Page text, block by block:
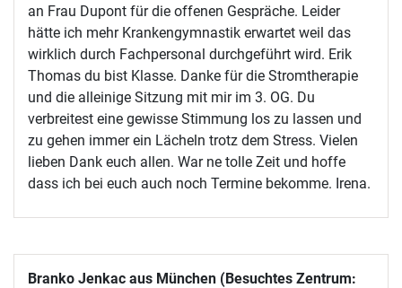
an Frau Dupont für die offenen Gespräche. Leider
hätte ich mehr Krankengymnastik erwartet weil das
wirklich durch Fachpersonal durchgeführt wird. Erik
Thomas du bist Klasse. Danke für die Stromtherapie
und die alleinige Sitzung mit mir im 3. OG. Du
verbreitest eine gewisse Stimmung los zu lassen und
zu gehen immer ein Lächeln trotz dem Stress. Vielen
lieben Dank euch allen. War ne tolle Zeit und hoffe
dass ich bei euch auch noch Termine bekomme. Irena.
Branko Jenkac aus München (Besuchtes Zentrum: